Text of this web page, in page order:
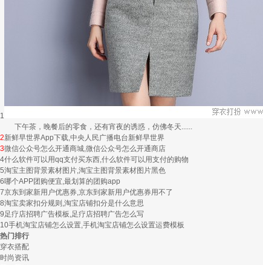
1
下午茶，晚餐后的零食，还有宵夜的诱惑，仿佛冬天......
2新鲜早世界App下载,中央人民广播电台新鲜早世界
3微信公众号怎么开通商城,微信公众号怎么开通商店
4什么软件可以用qq支付买东西,什么软件可以用支付的购物
5淘宝主图背景素材图片,淘宝主图背景素材图片黑色
6哪个APP团购便宜,最划算的团购app
7京东到家新用户优惠券,京东到家新用户优惠券用不了
8淘宝卖家扣分规则,淘宝店铺扣分是什么意思
9足疗店招聘广告模板,足疗店招聘广告怎么写
10手机淘宝店铺怎么设置,手机淘宝店铺怎么设置运费模板
热门排行
穿衣搭配
时尚资讯